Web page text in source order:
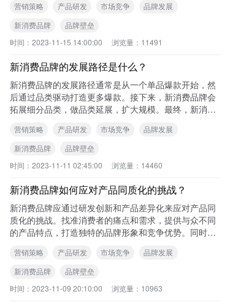
营销策略 产品研发 市场竞争
品牌发展
新消费品牌
品牌壁垒
时间： 2023-11-15 14:00:00 浏览量： 11491
新消费品牌的发展路径是什么？
新消费品牌的发展路径通常是从一个单品爆款开始，然
后通过品类驱动打造更多爆款。接下来，新消费品牌会
拓展细分品类，做品类延展，扩大规模。最终，新消费
营销策略 产品研发 市场竞争
品牌发展
新消费品牌
品牌壁垒
时间： 2023-11-11 02:45:00 浏览量： 14460
新消费品牌如何应对产品同质化的挑战？
新消费品牌应通过研发创新和产品差异化来应对产品同
质化的挑战。找准消费者的痛点和需求，提供与众不同
的产品特点，打造独特的品牌形象和竞争优势。同时，
通。
营销策略 产品研发 市场竞争
品牌发展
新消费品牌
品牌壁垒
时间： 2023-11-09 20:10:00 浏览量： 10963